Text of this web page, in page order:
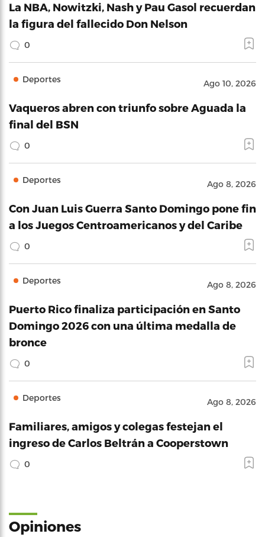
La NBA, Nowitzki, Nash y Pau Gasol recuerdan
la figura del fallecido Don Nelson
0
Deportes Ago 10, 2026
Vaqueros abren con triunfo sobre Aguada la
final del BSN
0
Deportes Ago 8, 2026
Con Juan Luis Guerra Santo Domingo pone fin
a los Juegos Centroamericanos y del Caribe
0
Deportes Ago 8, 2026
Puerto Rico finaliza participación en Santo
Domingo 2026 con una última medalla de
bronce
0
Deportes Ago 8, 2026
Familiares, amigos y colegas festejan el
ingreso de Carlos Beltrán a Cooperstown
0
Opiniones